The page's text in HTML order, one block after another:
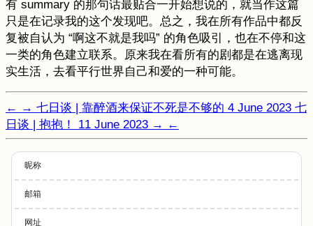
有 summary 的那句话最贴合一开始想说的，就当作这篇
只是在记录我的这个发现吧。总之，我在所有作品中都反
复被自认为 “啊这不就是我吗” 的角色吸引，也在不停和这
一类的角色建立联系。原来我在看所有的剧都是在逃离现
实生活，去看平行世界自己和爱的一种可能。
← → 七日谈 | 靠醉酒来保证不死是不够的 4 June 2023 七
日谈 | 抱抱！
11 June 2023 → ←
昵称
邮箱
网址